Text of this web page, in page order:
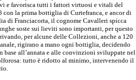
e favorisca tutti i fattori virtuosi e vitali del
con la prima bottiglia di Curtefranca, e ancor di
di Franciacorta, il cognome Cavalleri spicca
soste sui lieviti sono importanti, per questo
per alcune delle Collezioni, anche a 120
rigirano a mano ogni bottiglia, decidendo
base all’annata e alle convinzioni sviluppate nel
tutto è ridotto al minimo, intervenendo il